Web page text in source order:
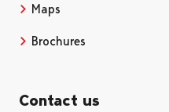
Maps
Brochures
Contact us